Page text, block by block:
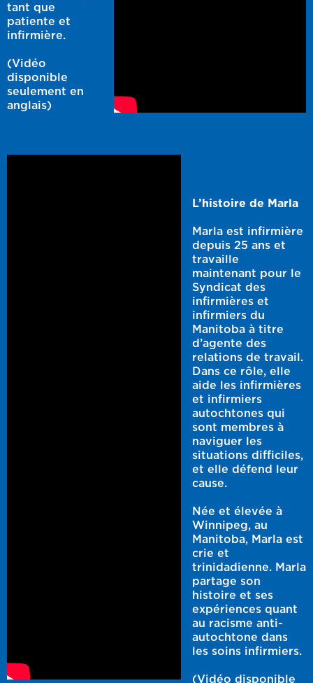
tant que
patiente et
infirmière.
(Vidéo
disponible
seulement en
anglais)
L’histoire de Marla
Marla est infirmière
depuis 25 ans et
travaille
maintenant pour le
Syndicat des
infirmières et
infirmiers du
Manitoba à titre
d’agente des
relations de travail.
Dans ce rôle, elle
aide les infirmières
et infirmiers
autochtones qui
sont membres à
naviguer les
situations difficiles,
et elle défend leur
cause.
Née et élevée à
Winnipeg, au
Manitoba, Marla est
crie et
trinidadienne. Marla
partage son
histoire et ses
expériences quant
au racisme anti-
autochtone dans
les soins infirmiers.
(Vidéo disponible